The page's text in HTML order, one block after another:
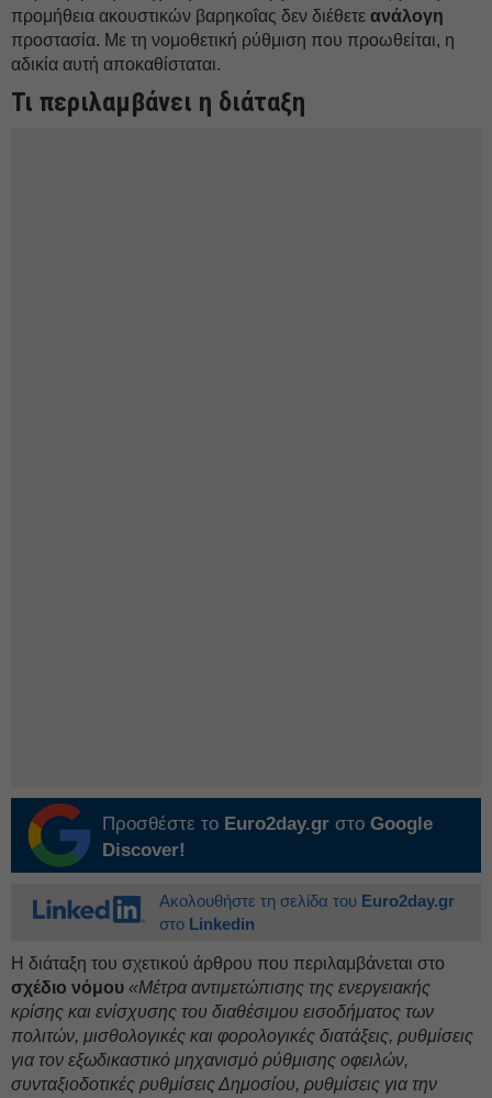
προμήθεια ακουστικών βαρηκοΐας δεν διέθετε ανάλογη
προστασία. Με τη νομοθετική ρύθμιση που προωθείται, η
αδικία αυτή αποκαθίσταται.
Τι περιλαμβάνει η διάταξη
Προσθέστε το Euro2day.gr στο Google
Discover!
Ακολουθήστε τη σελίδα του Euro2day.gr
στο Linkedin
Η διάταξη του σχετικού άρθρου που περιλαμβάνεται στο
σχέδιο νόμου «Μέτρα αντιμετώπισης της ενεργειακής
κρίσης και ενίσχυσης του διαθέσιμου εισοδήματος των
πολιτών, μισθολογικές και φορολογικές διατάξεις, ρυθμίσεις
για τον εξωδικαστικό μηχανισμό ρύθμισης οφειλών,
συνταξιοδοτικές ρυθμίσεις Δημοσίου, ρυθμίσεις για την